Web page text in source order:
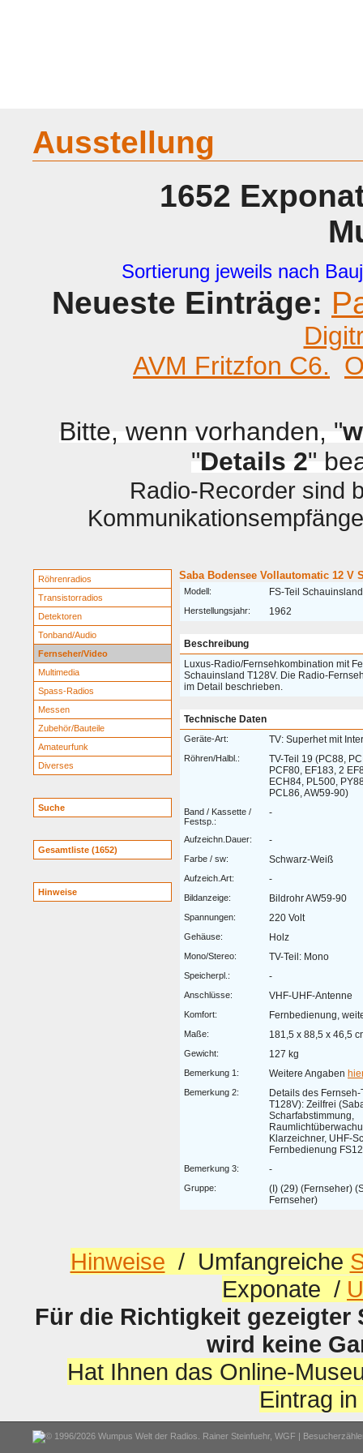
Ausstellung
1652
Sortierung jeweils nach
Neueste Einträge:
AVM Fritzfon C6.
Bitte, wenn vorhanden, "
"Details 2"
Radio-Recorder sind
Röhrenradios
Transistorradios
Detektoren
Tonband/Audio
Fernseher/Video
Multimedia
Spass-Radios
Messen
Zubehör/Bauteile
Amateurfunk
Diverses
Suche
Gesamtliste (1652)
Hinweise
Saba Bodensee Vollautomatic 12 V
Modell: FS-Teil
Herstellungsjahr: 1962
Beschreibung
Luxus-Radio/Fernsehkombination mit
Schauinsland T128V. Die Radio-
im Detail beschrieben.
Technische Daten
Geräte-Art: TV: Superhet mit
Röhren/Halbl.:
TV-Teil 19 (PC88,
PCF80, EF183, 2
ECH84, PL500,
PCL86, AW59-90)
Band / Kassette /
Festsp.:
-
Aufzeichn.Dauer: -
Farbe / sw: Schwarz-Weiß
Aufzeich.Art: -
Bildanzeige: Bildrohr AW59-90
Spannungen: 220 Volt
Gehäuse: Holz
Mono/Stereo: TV-Teil: Mono
Speicherpl.: -
Anschlüsse: VHF-UHF-Antenne
Komfort: Fernbedienung,
Maße: 181,5 x 88,5 x 46,5
Gewicht: 127 kg
Bemerkung 1: Weitere Angaben
Bemerkung 2:
Details des
T128V): Zeilfrei
Scharfabstimmung,
Klarzeichner, UHF-
Fernbedienung FS12
Bemerkung 3: -
Gruppe:
(I) (29) (Fernseher)
Fernseher)
Hinweise / Umfangreiche
Exponate /
Für die Richtigkeit
wird keine
Hat Ihnen das Online-
Eintrag
© 1996/2026 Wumpus Welt der Radios. Rainer Steinfuehr, WGF |